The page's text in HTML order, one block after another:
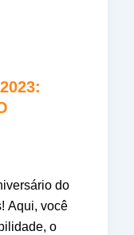
do
Aqui, você
o